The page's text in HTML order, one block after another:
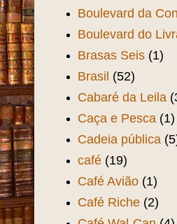
Boulevard da
Boulevard do
Brasas Seis (1)
Brasil (52)
Cabaré da Leila
Caça e Pesca (1)
Cadeia pública
café (19)
Café Avião (1)
Café Riche (2)